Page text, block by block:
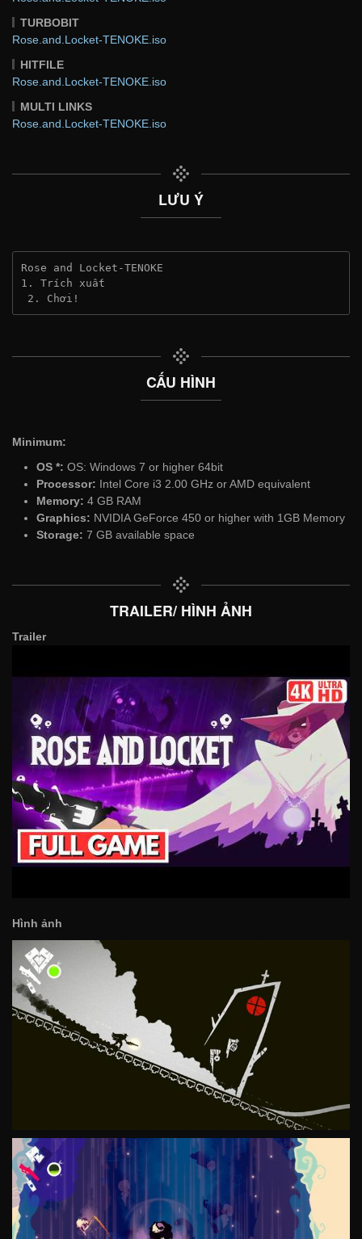
TURBOBIT
Rose.and.Locket-TENOKE.iso
HITFILE
Rose.and.Locket-TENOKE.iso
MULTI LINKS
Rose.and.Locket-TENOKE.iso
LƯU Ý
Rose and Locket-TENOKE
1. Trích xuất
2. Chơi!
CẤU HÌNH
Minimum:
OS *: OS: Windows 7 or higher 64bit
Processor: Intel Core i3 2.00 GHz or AMD equivalent
Memory: 4 GB RAM
Graphics: NVIDIA GeForce 450 or higher with 1GB Memory
Storage: 7 GB available space
TRAILER/ HÌNH ẢNH
Trailer
Hình ảnh